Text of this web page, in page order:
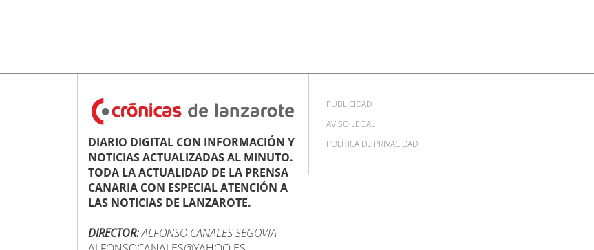
DIARIO DIGITAL CON INFORMACIÓN Y
NOTICIAS ACTUALIZADAS AL MINUTO.
TODA LA ACTUALIDAD DE LA PRENSA
CANARIA CON ESPECIAL ATENCIÓN A
LAS NOTICIAS DE LANZAROTE.
DIRECTOR:ALFONSO CANALES SEGOVIA -
PUBLICIDAD
AVISO LEGAL
POLÍTICA DE PRIVACIDAD